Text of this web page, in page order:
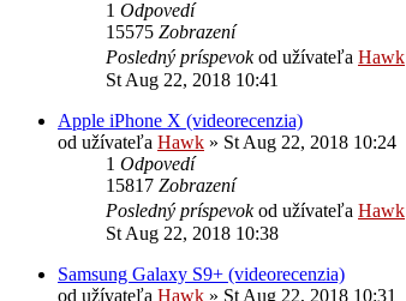
1 Odpovedí
15575 Zobrazení
Posledný príspevokod užívateľa Hawk
St Aug 22, 2018 10:41
Apple iPhone X (videorecenzia)
od užívateľa Hawk » St Aug 22, 2018 10:24
1 Odpovedí
15817 Zobrazení
Posledný príspevokod užívateľa Hawk
St Aug 22, 2018 10:38
Samsung Galaxy S9+ (videorecenzia)
od užívateľa Hawk » St Aug 22, 2018 10:31